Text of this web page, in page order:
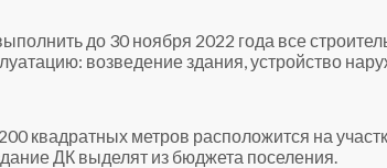
до 30 ноября 2022 года все
возведение здания, устройство
квадратных метров расположится на
ДК выделят из бюджета поселения.